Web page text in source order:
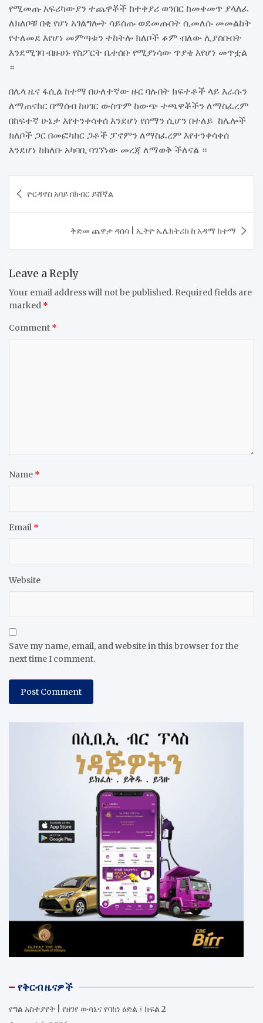
የሚመጡ አፍሪካውያን ተጨዋቾች ከተቀያሪ ወንበር ከመቀመጥ ያላለፈ
ለክለቦቹ በቂ የሆነ አገልግሎት ሳይሰጡ ወደመጡበት ሲመለሱ መመልከት
የተለመደ እየሆነ መምጣቱን ተከትሎ ክለቦች ቆም ብለው ሊያስቡበት
እንደሚገባ ብዙሀኑ የስፖርት ቤተሰቡ የሚያነሳው ጥያቄ እየሆነ መጥቷል
።
በሌላ ዜና ፋሲል ከተማ በሁለተኛው ዙር ባሉበት ክፍተቶች ላይ እራሱን
ለማጠናከር በማሰብ ከሀገር ውስጥም ከውጭ ተጫዋቾችን ለማስፈረም
በከፍተኛ ሁኔታ እየተንቀሳቀሰ እንደሆነ የሰማን ሲሆን በተለይ ከሌሎች
ክለቦች ጋር በመፎካከር ጋቶች ፓኖምን ለማስፈረም እየተንቀሳቀሰ
እንደሆነ ከክለቡ አካባቢ ባገኘነው መረጃ ለማወቅ ችለናል ።
navigation
ዮርዳኖስ አባይ በክብር ይሸኛል
​ቅድመ ጨዋታ ዳሰሳ | ኢትዮ ኤሌክትሪክ ከ አዳማ ከተማ
Leave a Reply
Your email address will not be published. Required fields are
marked *
Comment *
Name *
Email *
Website
Save my name, email, and website in this browser for the
next time I comment.
የቅርብ ዜናዎች
የግል አስተያየት | የዘገየ ውሳኔና የባከነ ዕድል ፤ ክፍል 2